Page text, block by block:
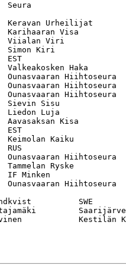
Keravan Urheilijat
Karihaaran Visa
Viialan Viri
Simon Kiri
EST
Valkeakosken Haka
Ounasvaaran Hiihtoseura
Ounasvaaran Hiihtoseura
Ounasvaaran Hiihtoseura
Sievin Sisu
Liedon Luja
Kisa
EST
Keimolan Kaiku
RUS
Tammelan Ryske
IF Minken
SWE